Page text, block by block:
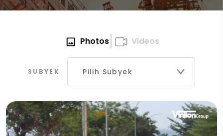
Photos| Videos
SUBYEK